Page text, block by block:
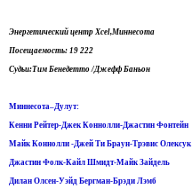
Энергетический центр Xcel,Миннесота
Посещаемость: 19 222
Судьи:Тим Бенедетто /Джефф Баньон
Миннесота–Дулут:
Кенни Рейтер-Джек Коннолли-Джастин Фонтейн
Майк Коннолли -Джей Ти Браун-Трэвис Олексук
Джастин Фолк-Кайл Шмидт-Майк Зайдель
Дилан Олсен-Уэйд Бергман-Брэди Лэмб